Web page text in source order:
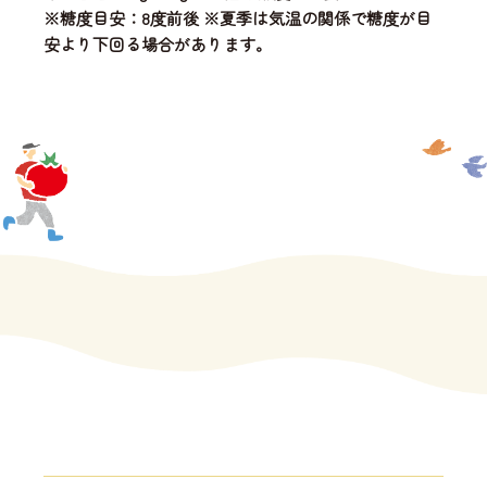
※糖度目安：8度前後 ※夏季は気温の関係で糖度が目
安より下回る場合があります。